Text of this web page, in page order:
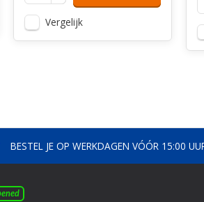
Vergelijk
BESTEL JE OP WERKDAGEN VÓÓR 15:00